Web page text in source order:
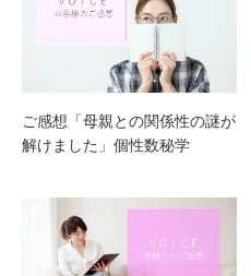
ご感想「母親との関係性の謎が
解けました」個性数秘学